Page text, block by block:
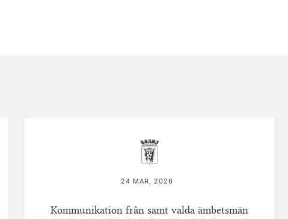
24 MAR, 2026
Kommunikation från samt valda ämbetsmän